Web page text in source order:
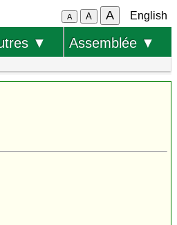
A A A English
▼ Assemblée ▼